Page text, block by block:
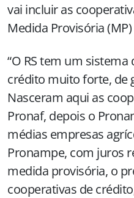
vai incluir as
Medida Provisória
“O RS tem um
crédito muito forte, de
Nasceram aqui as
Pronaf, depois o
médias empresas
Pronampe, com juros
medida provisória, o
cooperativas de